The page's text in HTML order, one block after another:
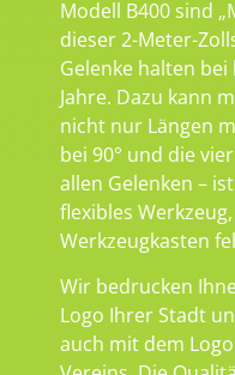
Modell B400 sind
dieser 2-Meter-
Gelenke halten
Jahre. Dazu kann
nicht nur Längen
bei 90° und die
allen Gelenken –
flexibles
Werkzeugkasten
Wir bedrucken
Logo Ihrer Stadt
auch mit dem